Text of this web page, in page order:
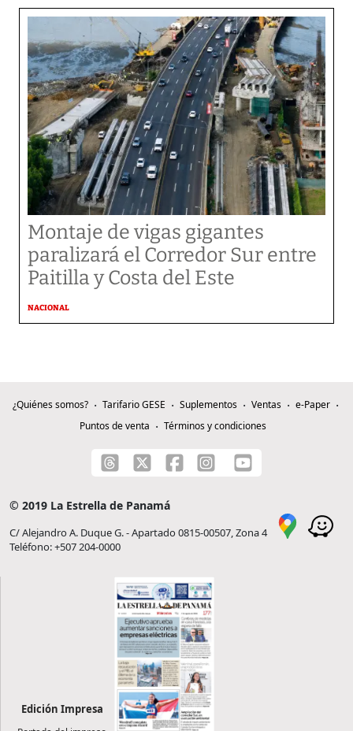
Montaje de vigas gigantes
paralizará el Corredor Sur entre
Paitilla y Costa del Este
NACIONAL
¿Quiénes somos? Tarifario GESE Suplementos Ventas
e-Paper
Puntos de venta
Términos y condiciones
© 2019 La Estrella de Panamá
C/ Alejandro A. Duque G. - Apartado 0815-00507, Zona 4
Teléfono: +507 204-0000
Edición Impresa